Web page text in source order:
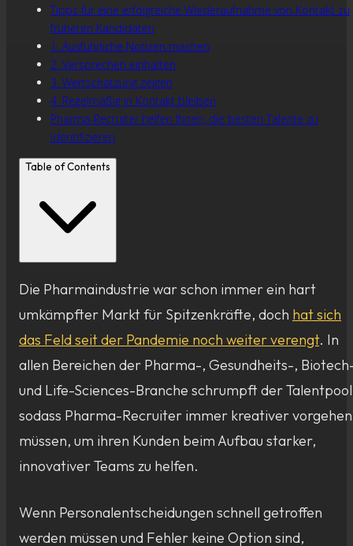
Tipps für eine erfolgreiche Wiederaufnahme von Kontakt zu
früheren Kandidaten
1. Ausführliche Notizen machen
2. Versprechen einhalten
3. Wertschätzung zeigen
4. Regelmäßig in Kontakt bleiben
Pharma-Recruiter helfen Ihnen, die besten Talente zu
identifizieren
Table of Contents
Die Pharmaindustrie war schon immer ein hart
umkämpfter Markt für Spitzenkräfte, doch hat sich
das Feld seit der Pandemie noch weiter verengt. In
allen Bereichen der Pharma-, Gesundheits-,
und Life-Sciences-Branche schrumpft der
sodass Pharma-Recruiter immer kreativer vorgehen
müssen, um ihren Kunden beim Aufbau starker,
innovativer Teams zu helfen.
Wenn Personalentscheidungen schnell getroffen
werden müssen und Fehler keine Option sind,